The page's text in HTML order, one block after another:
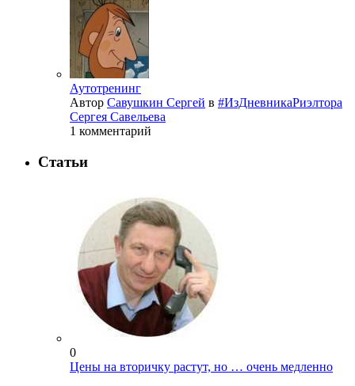
Аутотренинг
Автор Савушкин Сергей в #ИзДневникаРиэлтора
Сергея Савельева
1 комментарий
Статьи
0
Цены на вторичку растут, но … очень медленно